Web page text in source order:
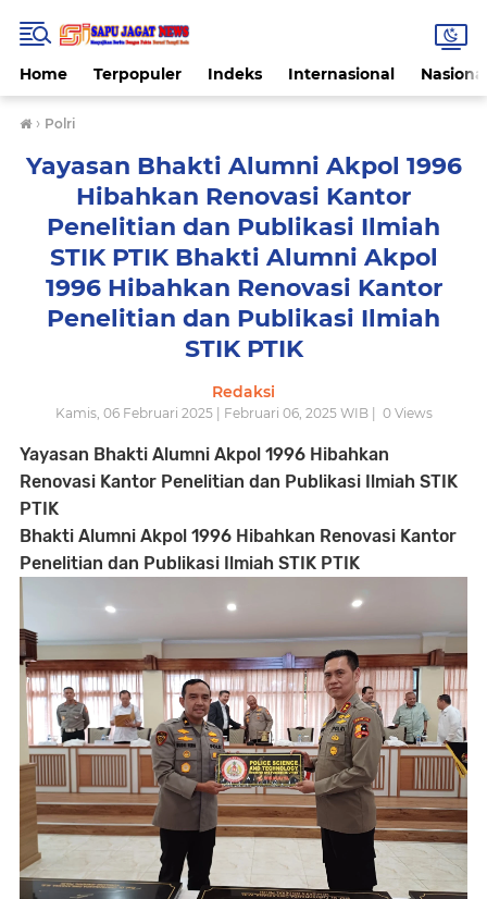
Home Terpopuler Indeks Internasional
› Polri
Yayasan Bhakti Alumni Akpol 1996
Hibahkan Renovasi Kantor
Penelitian dan Publikasi Ilmiah
STIK PTIK Bhakti Alumni Akpol
1996 Hibahkan Renovasi Kantor
Penelitian dan Publikasi Ilmiah
STIK PTIK
Redaksi
Kamis, 06 Februari 2025 | Februari 06, 2025 WIB | 0Views
Yayasan Bhakti Alumni Akpol 1996 Hibahkan
Renovasi Kantor Penelitian dan Publikasi Ilmiah STIK
PTIK
Bhakti Alumni Akpol 1996 Hibahkan Renovasi Kantor
Penelitian dan Publikasi Ilmiah STIK PTIK